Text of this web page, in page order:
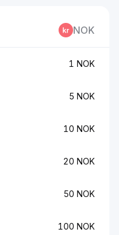
NOK
1 NOK
5 NOK
10 NOK
20 NOK
50 NOK
100 NOK